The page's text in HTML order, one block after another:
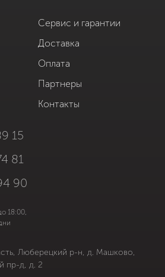
Сервис и гарантии
Доставка
Оплата
Партнеры
Контакты
15
81
90
18:00,
Люберецкий р-н, д. Машково,
пр-д, д. 2